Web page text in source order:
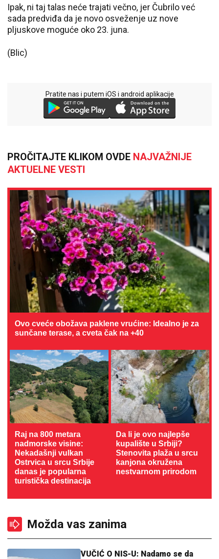
Ipak, ni taj talas neće trajati večno, jer Čubrilo već
sada predviđa da je novo osveženje uz nove
pljuskove moguće oko 23. juna.
(Blic)
Pratite nas i putem iOS i android aplikacije
PROČITAJTE KLIKOM OVDE NAJVAŽNIJE
AKTUELNE VESTI
Ovo cveće obožava paklene vrućine: Idealno je za
sunčane terase, a cveta čak na +40
Raj na 800 metara
nadmorske visine:
Nekadašnji vulkan
Ostrvica u srcu Srbije
danas je popularna
turistička destinacija
Da li je ovo najlepše
kupalište u Srbiji?
Stenovita plaža u srcu
kanjona okružena
nestvarnom prirodom
Možda vas zanima
VUČIĆ O NIS-U: Nadamo se da